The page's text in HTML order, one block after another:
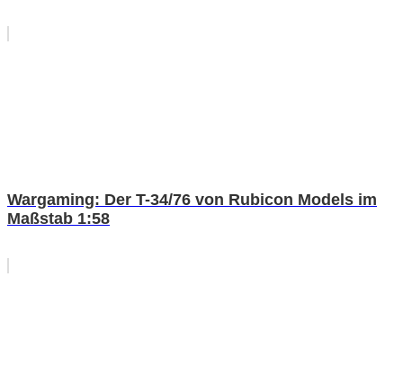
Wargaming: Der T-34/76 von Rubicon Models im
Maßstab 1:58